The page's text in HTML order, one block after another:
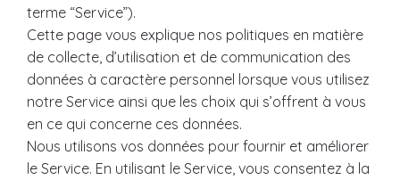
terme “Service”).
Cette page vous explique nos politiques en matière
de collecte, d’utilisation et de communication des
données à caractère personnel lorsque vous utilisez
notre Service ainsi que les choix qui s’offrent à vous
en ce qui concerne ces données.
Nous utilisons vos données pour fournir et améliorer
le Service. En utilisant le Service, vous consentez à la